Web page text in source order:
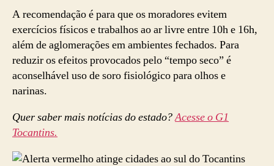
A recomendação é para que os moradores evitem
exercícios físicos e trabalhos ao ar livre entre 10h e 16h,
além de aglomerações em ambientes fechados. Para
reduzir os efeitos provocados pelo “tempo seco” é
aconselhável uso de soro fisiológico para olhos e
narinas.
Quer saber mais notícias do estado?Acesse o G1
Tocantins.